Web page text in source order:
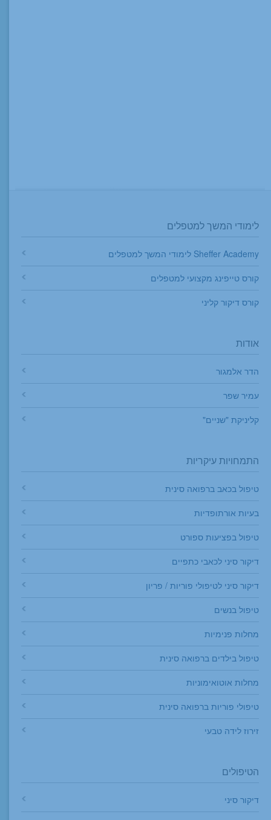
לימודי המשך למטפלים
Sheffer Academy לימודי המשך למטפלים
קורס טייפינג מקצועי למטפלים
קורס דיקור קליני
אודות
הדר אלמגור
עמיר שפר
קליניקת "שניים"
התמחויות עיקריות
טיפול בכאב ברפואה סינית
בעיות אורתופדיות
טיפול בפציעות ספורט
דיקור סיני לכאבי כתפיים
דיקור סיני לטיפולי פוריות / פריון
טיפול בנשים
מחלות פנימיות
טיפול בילדים ברפואה סינית
מחלות אוטואימוניות
טיפולי פוריות ברפואה סינית
זירוז לידה טבעי
הטיפולים
דיקור סיני